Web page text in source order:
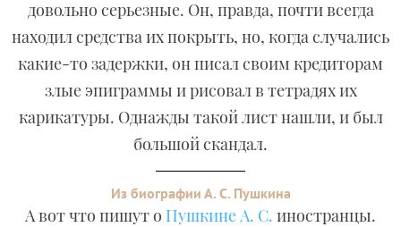
довольно серьезные. Он, правда, почти всегда
находил средства их покрыть, но, когда случались
какие-то задержки, он писал своим кредиторам
злые эпиграммы и рисовал в тетрадях их
карикатуры. Однажды такой лист нашли, и был
большой скандал.
Из биографии А. С. Пушкина
А вот что пишут о Пушкине А. С. иностранцы.